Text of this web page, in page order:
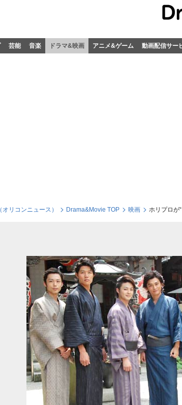
芸能 音楽 ドラマ&映画 アニメ&ゲーム 動画配信サー
リコンニュース） Drama&Movie TOP 映画 ホリプロが